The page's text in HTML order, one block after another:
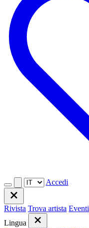
Accedi
Rivista Trova artista Eventi
Lingua